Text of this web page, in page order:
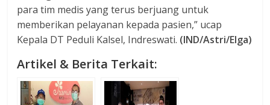
para tim medis yang terus berjuang untuk
memberikan pelayanan kepada pasien,” ucap
Kepala DT Peduli Kalsel, Indreswati. (IND/Astri/Elga)
Artikel & Berita Terkait: